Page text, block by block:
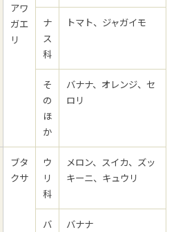
アワ
ガエ
リ
ナ
ス
科
トマト、ジャガイモ
そ
の
ほ
か
バナナ、オレンジ、セ
ロリ
ブタ
クサ
ウ
リ
科
メロン、スイカ、ズッ
キーニ、キュウリ
バ
バナナ